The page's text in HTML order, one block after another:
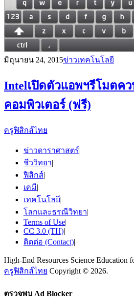
มิถุนายน 24, 2015ข่าวเทคโนโลยี
Intelเปิดตัวแอพฯรีโมตค
คอมพิวเตอร์ (ฟรี)
ครูฟิสิกส์ไทย
ข่าวดาราศาสตร์|
ชีววิทยา|
ฟิสิกส์|
เคมี|
เทคโนโลยี|
โลกและธรณีวิทยา|
Terms of Use|
CC 3.0 (TH)|
ติดต่อ (Contact)|
High-End Resources Science Education
ครูฟิสิกส์ไทย Copyright © 2026.
ตรวจพบ Ad Blocker